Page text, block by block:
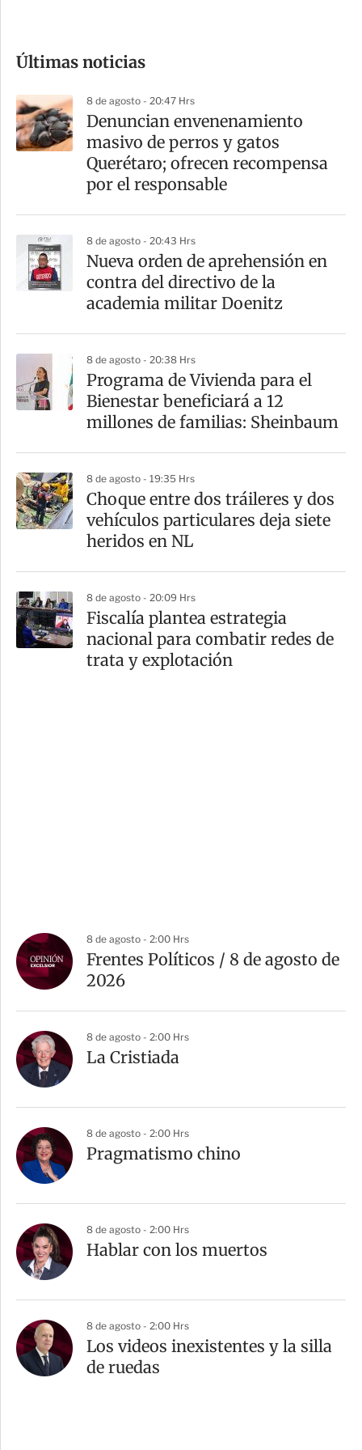
m
a
r
t
Últimas noticias
8 de agosto - 20:47 Hrs
Denuncian envenenamiento
masivo de perros y gatos
Querétaro; ofrecen recompensa
por el responsable
8 de agosto - 20:43 Hrs
Nueva orden de aprehensión en
contra del directivo de la
academia militar Doenitz
8 de agosto - 20:38 Hrs
Programa de Vivienda para el
Bienestar beneficiará a 12
millones de familias: Sheinbaum
8 de agosto - 19:35 Hrs
Choque entre dos tráileres y dos
vehículos particulares deja siete
heridos en NL
8 de agosto - 20:09 Hrs
Fiscalía plantea estrategia
nacional para combatir redes de
trata y explotación
8 de agosto - 2:00 Hrs
Frentes Políticos / 8 de agosto de
2026
8 de agosto - 2:00 Hrs
La Cristiada
8 de agosto - 2:00 Hrs
Pragmatismo chino
8 de agosto - 2:00 Hrs
Hablar con los muertos
8 de agosto - 2:00 Hrs
Los videos inexistentes y la silla
de ruedas